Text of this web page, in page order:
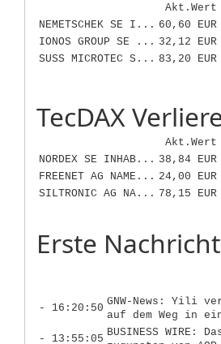
Akt.Wert
NEMETSCHEK SE I... 60,60 EUR
IONOS GROUP SE ... 32,12 EUR
SUSS MICROTEC S... 83,20 EUR
TecDAX
Akt.Wert
NORDEX SE INHAB... 38,84 EUR
FREENET AG NAME... 24,00 EUR
SILTRONIC AG NA... 78,15 EUR
Erste
- 16:20:50
GNW-News: Yili
auf dem Weg in
- 13:55:05
BUSINESS WIRE: